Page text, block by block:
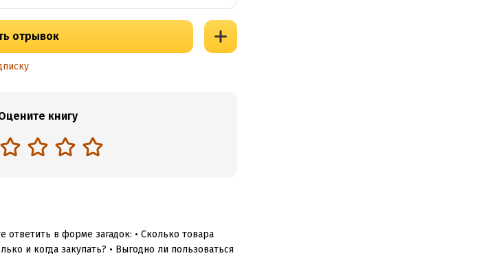
отрывок
книгу
ответить в форме загадок: • Сколько товара
и когда закупать? • Выгодно ли пользоваться